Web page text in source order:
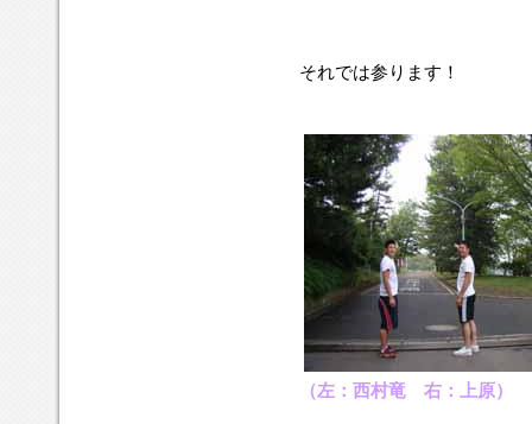
それでは参ります！
（左：西村竜 右：上原）